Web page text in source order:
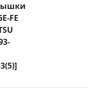
FE